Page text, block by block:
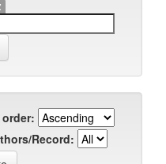
order:
Record: